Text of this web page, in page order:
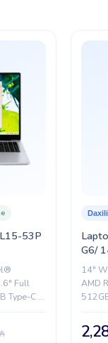
53P
Full
Type-C |
₼
G6/
14"
AMD